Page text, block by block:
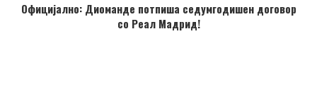
Официјално: Диоманде потпиша седумгодишен договор
со Реал Мадрид!